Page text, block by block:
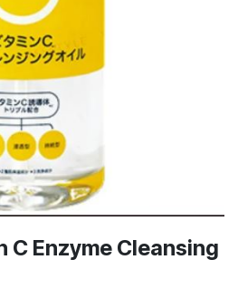
C Enzyme Cleansing